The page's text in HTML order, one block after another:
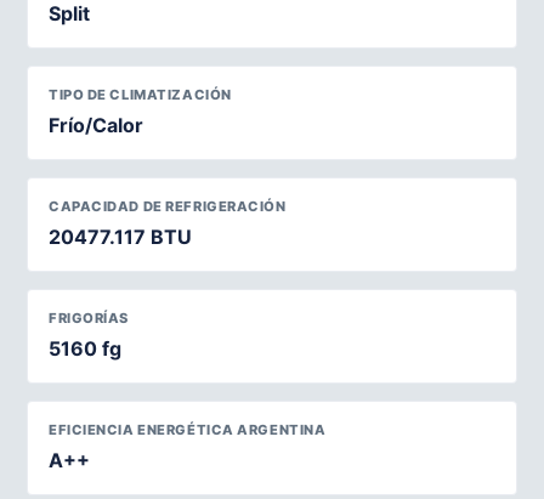
Split
TIPO DE CLIMATIZACIÓN
Frío/Calor
CAPACIDAD DE REFRIGERACIÓN
20477.117 BTU
FRIGORÍAS
5160 fg
EFICIENCIA ENERGÉTICA ARGENTINA
A++